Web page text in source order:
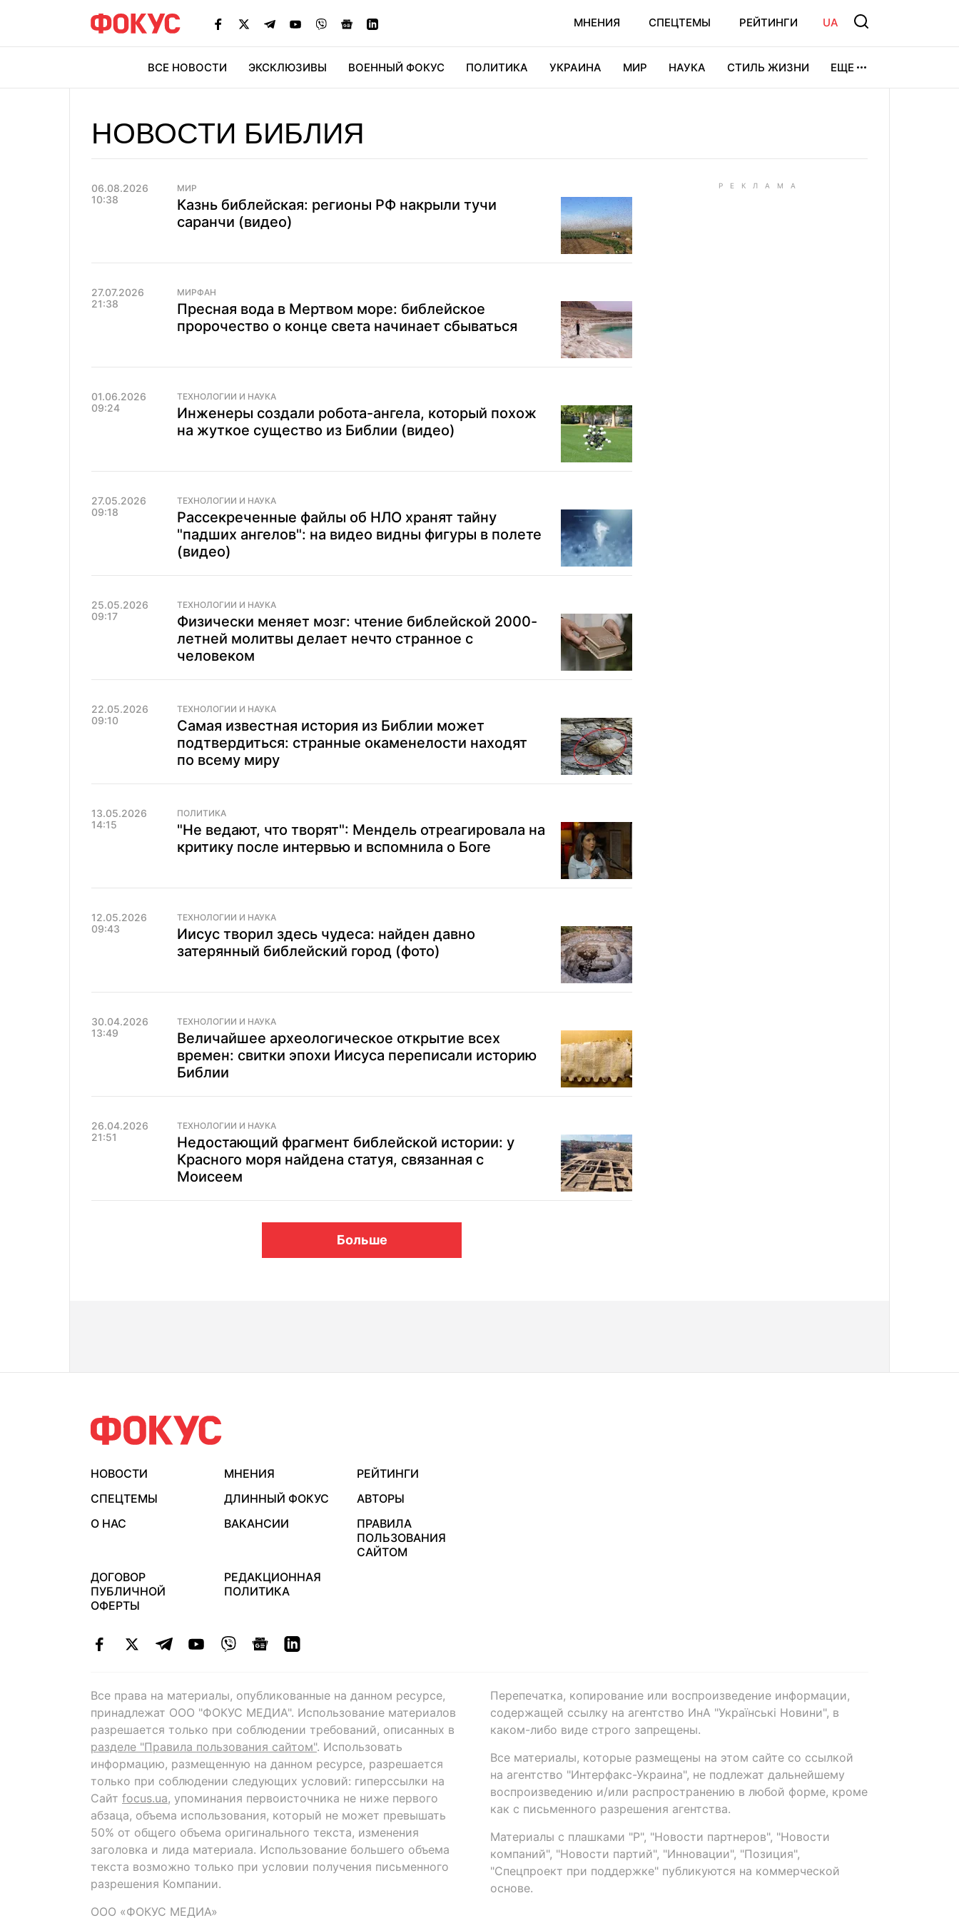
МНЕНИЯ СПЕЦТЕМЫ РЕЙТИНГИ UA
ВСЕ НОВОСТИ ЭКСКЛЮЗИВЫ ВОЕННЫЙ ФОКУС ПОЛИТИКА УКРАИНА МИР НАУКА СТИЛЬ ЖИЗНИ ЕЩЕ
НОВОСТИ БИБЛИЯ
06.08.2026
10:38
МИР
Казнь библейская: регионы РФ накрыли тучи
саранчи (видео)
27.07.2026
21:38
МИРФАН
Пресная вода в Мертвом море: библейское
пророчество о конце света начинает сбываться
01.06.2026
09:24
ТЕХНОЛОГИИ И НАУКА
Инженеры создали робота-ангела, который похож
на жуткое существо из Библии (видео)
27.05.2026
09:18
ТЕХНОЛОГИИ И НАУКА
Рассекреченные файлы об НЛО хранят тайну
"падших ангелов": на видео видны фигуры в полете
(видео)
25.05.2026
09:17
ТЕХНОЛОГИИ И НАУКА
Физически меняет мозг: чтение библейской 2000-
летней молитвы делает нечто странное с
человеком
22.05.2026
09:10
ТЕХНОЛОГИИ И НАУКА
Самая известная история из Библии может
подтвердиться: странные окаменелости находят
по всему миру
13.05.2026
14:15
ПОЛИТИКА
"Не ведают, что творят": Мендель отреагировала на
критику после интервью и вспомнила о Боге
12.05.2026
09:43
ТЕХНОЛОГИИ И НАУКА
Иисус творил здесь чудеса: найден давно
затерянный библейский город (фото)
30.04.2026
13:49
ТЕХНОЛОГИИ И НАУКА
Величайшее археологическое открытие всех
времен: свитки эпохи Иисуса переписали историю
Библии
26.04.2026
21:51
ТЕХНОЛОГИИ И НАУКА
Недостающий фрагмент библейской истории: у
Красного моря найдена статуя, связанная с
Моисеем
Больше
НОВОСТИ МНЕНИЯ
РЕЙТИНГИ
СПЕЦТЕМЫ
ДЛИННЫЙ ФОКУС
АВТОРЫ
О НАС
ВАКАНСИИ
ПРАВИЛА
ПОЛЬЗОВАНИЯ
САЙТОМ
ДОГОВОР
ПУБЛИЧНОЙ
ОФЕРТЫ
РЕДАКЦИОННАЯ
ПОЛИТИКА
Все права на материалы, опубликованные на данном ресурсе,
принадлежат ООО "ФОКУС МЕДИА". Использование материалов
разрешается только при соблюдении требований, описанных в
разделе "Правила пользования сайтом". Использовать
информацию, размещенную на данном ресурсе, разрешается
только при соблюдении следующих условий: гиперссылки на
Сайт focus.ua, упоминания первоисточника не ниже первого
абзаца, объема использования, который не может превышать
50% от общего объема оригинального текста, изменения
заголовка и лида материала. Использование большего объема
текста возможно только при условии получения письменного
разрешения Компании.
ООО «ФОКУС МЕДИА»
Перепечатка, копирование или воспроизведение информации,
содержащей ссылку на агентство ИнА "Українські Новини", в
каком-либо виде строго запрещены.
Все материалы, которые размещены на этом сайте со ссылкой
на агентство "Интерфакс-Украина", не подлежат дальнейшему
воспроизведению и/или распространению в любой форме, кроме
как с письменного разрешения агентства.
Материалы с плашками "Р", "Новости партнеров", "Новости
компаний", "Новости партий", "Инновации", "Позиция",
"Спецпроект при поддержке" публикуются на коммерческой
основе.